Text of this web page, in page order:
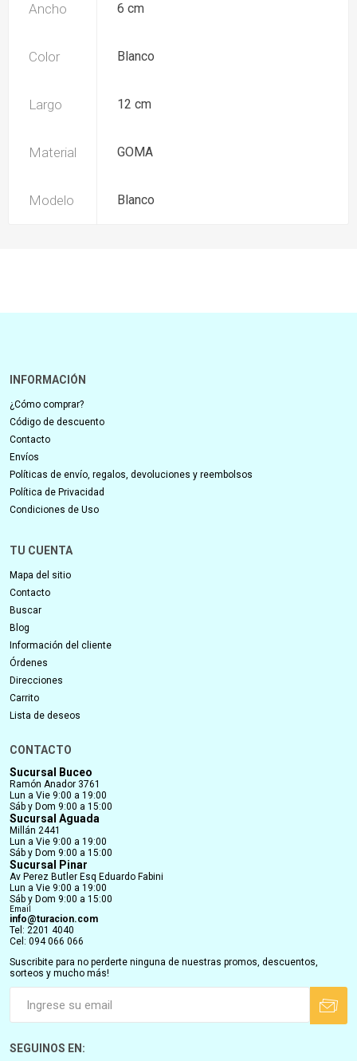
Ancho 6 cm
Color Blanco
Largo 12 cm
Material GOMA
Modelo Blanco
INFORMACIÓN
¿Cómo comprar?
Código de descuento
Contacto
Envíos
Políticas de envío, regalos, devoluciones y reembolsos
Política de Privacidad
Condiciones de Uso
TU CUENTA
Mapa del sitio
Contacto
Buscar
Blog
Información del cliente
Órdenes
Direcciones
Carrito
Lista de deseos
CONTACTO
Sucursal Buceo
Ramón Anador 3761
Lun a Vie 9:00 a 19:00
Sáb y Dom 9:00 a 15:00
Sucursal Aguada
Millán 2441
Lun a Vie 9:00 a 19:00
Sáb y Dom 9:00 a 15:00
Sucursal Pinar
Av Perez Butler Esq Eduardo Fabini
Lun a Vie 9:00 a 19:00
Sáb y Dom 9:00 a 15:00
Email
info@turacion.com
Tel: 2201 4040
Cel: 094 066 066
Suscribite para no perderte ninguna de nuestras promos, descuentos,
sorteos y mucho más!
SEGUINOS EN: